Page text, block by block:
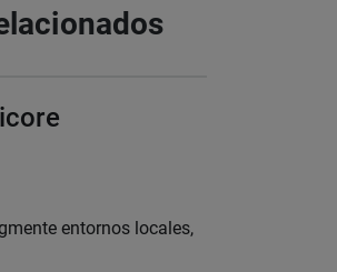
entornos locales,